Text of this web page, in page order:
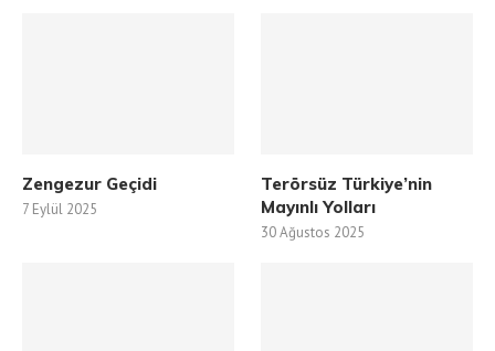
Zengezur Geçidi
7 Eylül 2025
Terörsüz Türkiye’nin
Mayınlı Yolları
30 Ağustos 2025